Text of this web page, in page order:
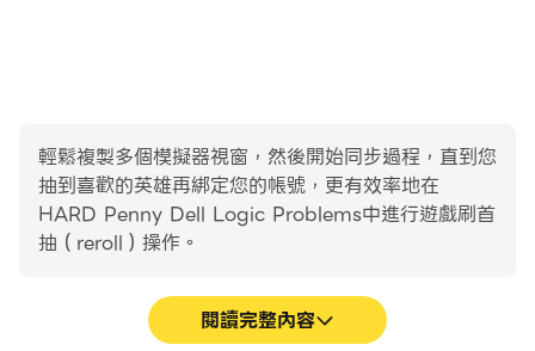
輕鬆複製多個模擬器視窗，然後開始同步過程，直到您
抽到喜歡的英雄再綁定您的帳號，更有效率地在
HARD Penny Dell Logic Problems中進行遊戲刷首
抽（reroll）操作。
閱讀完整內容